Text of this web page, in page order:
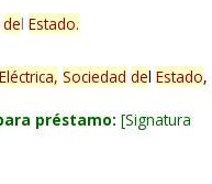
del Estado.
Eléctrica, Sociedad del Estado,
préstamo: Signatura